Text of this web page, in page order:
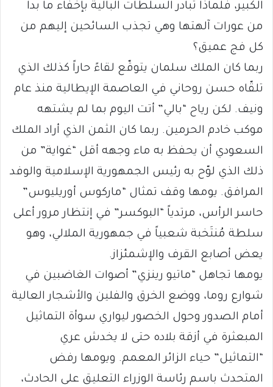
الكبير، فلماذا تُبادر السلطات البالية بإخفاء ما بدا
من عورات آلهتها وهي تجذب السائحين إليهم من
كل فج عميق؟
ربما كان الملك سلمان يتوقّع لقاءً حاراً كذلك الذي
تلقّاه حسن روحاني في العاصمة الإيطالية منذ عام
ونيف. لكن رياح “بالي” أتت اليوم بما لم يشتهه
موكب خادم الحرمين. ربما كان الثمن الذي أراد الملك
السعودي أن يحفظ به ماء وجهه أقل “غواية” من
ذلك الذي لوّح به رئيس الجمهورية الإسلامية والوفد
المرافق. يومها وقف تمثال “ماركوس أوريليوس”
حاسر الرأس، مرتدياً “البوكسر” في إنتظار مرور أعلى
سلطة مُنتَخبة شعبياً في جمهورية الملالي، وهو
يعض أصابع القرف والإشمئزاز.
يومها تجاهل “ماتيو رينزي” أصوات الغاضبين في
شوارع روما، ووضع الخرق والفلين والأشجار العالية
أمام الصدور وحول الخصور ليواري سوأة التماثيل
المبعثرة في أزقة بلاده حتى لا يخدش عري
“التماثيل” حياء الزائر المعمم. ويومها رفض
المتحدث باسم رئاسة الوزراء التعليق على الحادث،